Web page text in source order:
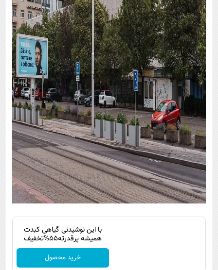
با این نوشیدنی گیاهی کبدت
همیشه پرقدرته55%تخفیف
خرید محصول